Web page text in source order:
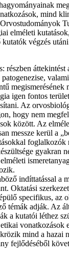
mind
elméleti
végzés
részben áttekintést
megismerésének
igen fontos
Az
hogy nem
között. Az
messze kerül a
foglalkozók
gyakran
indíttatással a
Oktatási
specifikus, az
témák adják. Az
a kutatói léthez
vonatkozások
mind a hazai
fejlődéséből